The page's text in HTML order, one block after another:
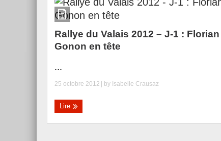
Rallye du Valais 2012 – J-1 : Florian
Gonon en tête
...
25 octobre 2012 | by Isabelle Crausaz
Lire